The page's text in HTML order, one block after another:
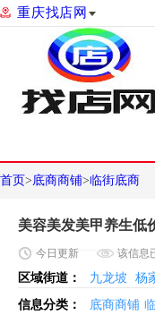
重庆找店网
首页>底商商铺>临街底商
美容美发美甲养生低
今日 更新 该信息
区域街道： 九龙坡
杨
信息分类：
底商商铺